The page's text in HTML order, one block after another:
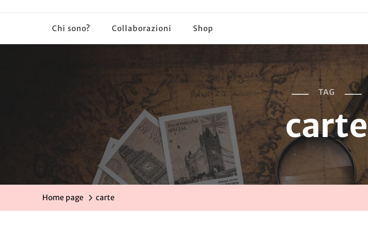
Chi sono? Collaborazioni Shop
TAG
carte
Home page carte